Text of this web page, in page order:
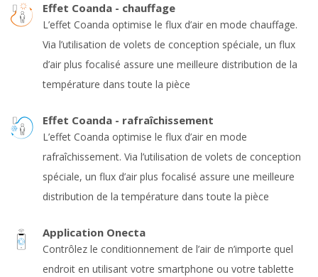
Effet Coanda - chauffage
L’effet Coanda optimise le flux d’air en mode chauffage.
Via l’utilisation de volets de conception spéciale, un flux
d’air plus focalisé assure une meilleure distribution de la
température dans toute la pièce
Effet Coanda - rafraîchissement
L’effet Coanda optimise le flux d’air en mode
rafraîchissement. Via l’utilisation de volets de conception
spéciale, un flux d’air plus focalisé assure une meilleure
distribution de la température dans toute la pièce
Application Onecta
Contrôlez le conditionnement de l’air de n’importe quel
endroit en utilisant votre smartphone ou votre tablette